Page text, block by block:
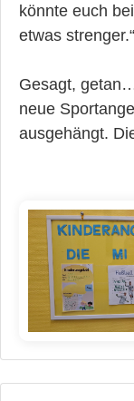
könnte euch
etwas strenger.“
Gesagt,
neue
ausgehängt.